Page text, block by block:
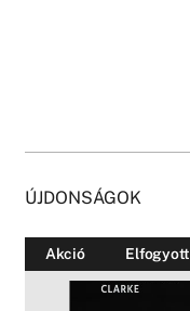
ÚJDONSÁGOK
Akció Elfogyott